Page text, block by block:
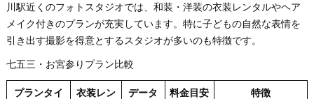
川駅近くのフォトスタジオでは、和装・洋装の衣装レンタルやヘア
メイク付きのプランが充実しています。特に子どもの自然な表情を
引き出す撮影を得意とするスタジオが多いのも特徴です。
七五三・お宮参りプラン比較
プランタイ
衣装レン
データ
料金目安
特徴